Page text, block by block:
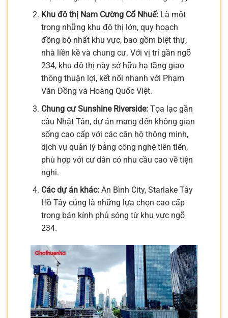
Khu đô thị Nam Cường Cổ Nhuế:Là một
trong những khu đô thị lớn, quy hoạch
đồng bộ nhất khu vực, bao gồm biệt thự,
nhà liền kề và chung cư. Với vị trí gần ngõ
234, khu đô thị này sở hữu hạ tầng giao
thông thuận lợi, kết nối nhanh với Phạm
Văn Đồng và Hoàng Quốc Việt.
Chung cư Sunshine Riverside:Tọa lạc gần
cầu Nhật Tân, dự án mang đến không gian
sống cao cấp với các căn hộ thông minh,
dịch vụ quản lý bằng công nghệ tiên tiến,
phù hợp với cư dân có nhu cầu cao về tiện
nghi.
Các dự án khác:An Bình City, Starlake Tây
Hồ Tây cũng là những lựa chọn cao cấp
trong bán kính phủ sóng từ khu vực ngõ
234.